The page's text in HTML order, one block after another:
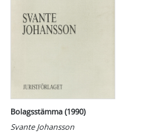
Bolagsstämma (1990)
Svante Johansson